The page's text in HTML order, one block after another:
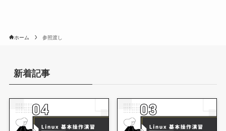
ホーム 参照渡し
新着記事